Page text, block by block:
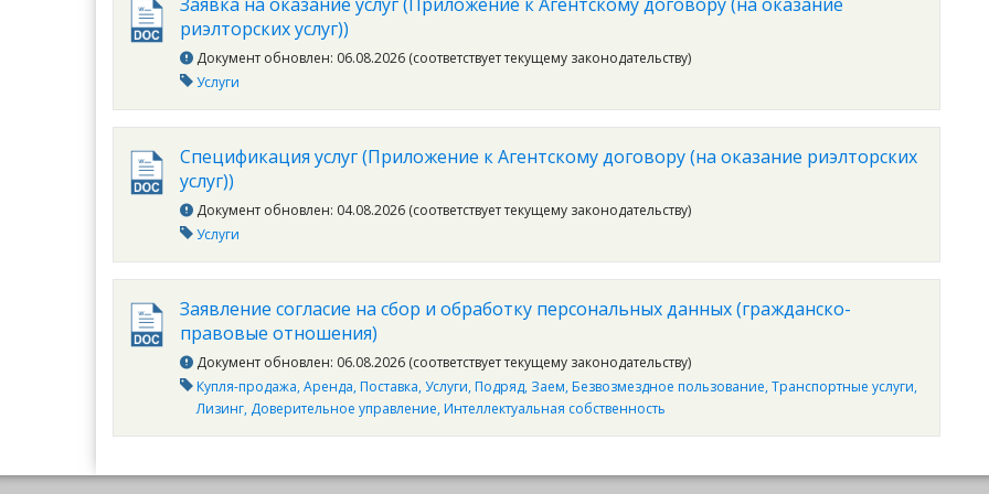
риэлторских услуг))
Документ обновлен: 06.08.2026 (соответствует текущему законодательству)
Услуги
Спецификация услуг (Приложение к Агентскому договору (на оказание риэлторских
услуг))
Документ обновлен: 04.08.2026 (соответствует текущему законодательству)
Услуги
Заявление согласие на сбор и обработку персональных данных (гражданско-
правовые отношения)
Документ обновлен: 06.08.2026 (соответствует текущему законодательству)
Купля-продажа Аренда Поставка Услуги Подряд Заем Безвозмездное пользование Транспортные услуги
Лизинг Доверительное управление Интеллектуальная собственность